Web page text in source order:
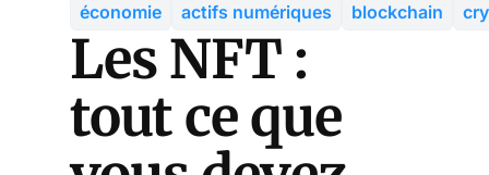
économie actifs numériques blockchain
Les NFT :
tout ce que